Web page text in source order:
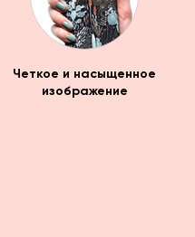
Четкое и насыщенное
изображение